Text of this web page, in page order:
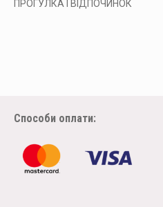
ПРОГУЛКА І ВІДПОЧИНОК
Способи оплати: